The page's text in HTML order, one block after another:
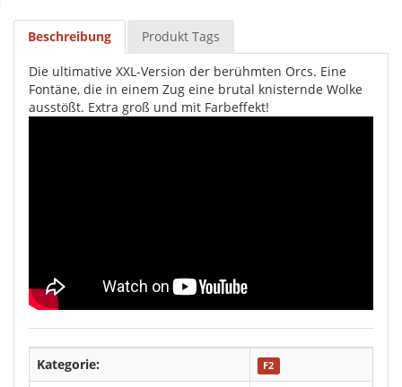
Beschreibung Produkt Tags
Die ultimative XXL-Version der berühmten Orcs. Eine
Fontäne, die in einem Zug eine brutal knisternde Wolke
ausstößt. Extra groß und mit Farbeffekt!
Kategorie: F2